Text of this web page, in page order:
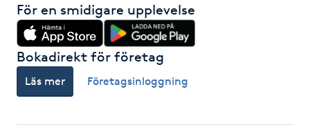
Gravidyoga
Gruppträning
Gua Sha-massage
H
För en smidigare upplevelse
Bokadirekt för företag
Läs mer Företagsinloggning